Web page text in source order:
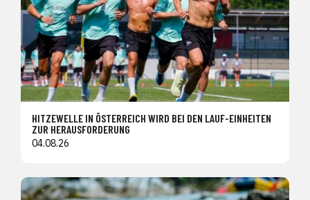
HITZEWELLE IN ÖSTERREICH WIRD BEI DEN LAUF-EINHEITEN
ZUR HERAUSFORDERUNG
04.08.26